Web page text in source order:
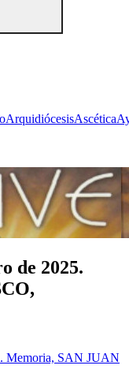
ArquidiócesisAscética
de 2025.
Memoria, SAN JUAN